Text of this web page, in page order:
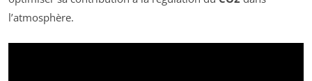
l’atmosphère.